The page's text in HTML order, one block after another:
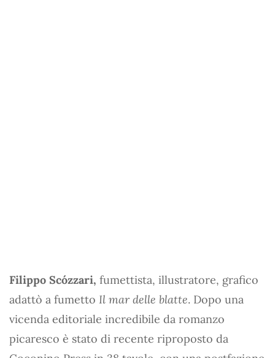
Filippo Scózzari, fumettista, illustratore, grafico
adattò a fumetto Il mar delle blatte. Dopo una
vicenda editoriale incredibile da romanzo
picaresco è stato di recente riproposto da